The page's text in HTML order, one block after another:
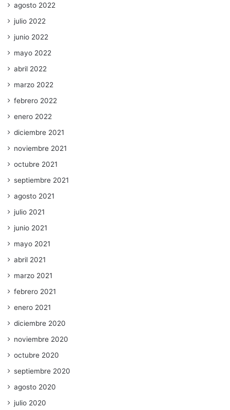
agosto 2022
julio 2022
junio 2022
mayo 2022
abril 2022
marzo 2022
febrero 2022
enero 2022
diciembre 2021
noviembre 2021
octubre 2021
septiembre 2021
agosto 2021
julio 2021
junio 2021
mayo 2021
abril 2021
marzo 2021
febrero 2021
enero 2021
diciembre 2020
noviembre 2020
octubre 2020
septiembre 2020
agosto 2020
julio 2020